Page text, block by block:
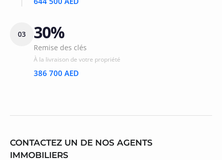
03 30%
Remise des clés
À la livraison de votre propriété
386 700 AED
CONTACTEZ UN DE NOS AGENTS
IMMOBILIERS